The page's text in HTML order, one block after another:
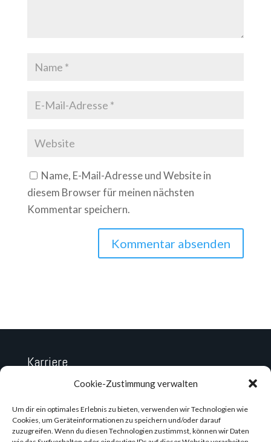
Cookie-Zustimmung verwalten
Um dir ein optimales Erlebnis zu bieten, verwenden wir Technologien wie
Cookies, um Geräteinformationen zu speichern und/oder darauf
zuzugreifen. Wenn du diesen Technologien zustimmst, können wir Daten
Name, E-Mail-Adresse und Website in
diesem Browser für meinen nächsten
Kommentar speichern.
Karriere
Datenschutz